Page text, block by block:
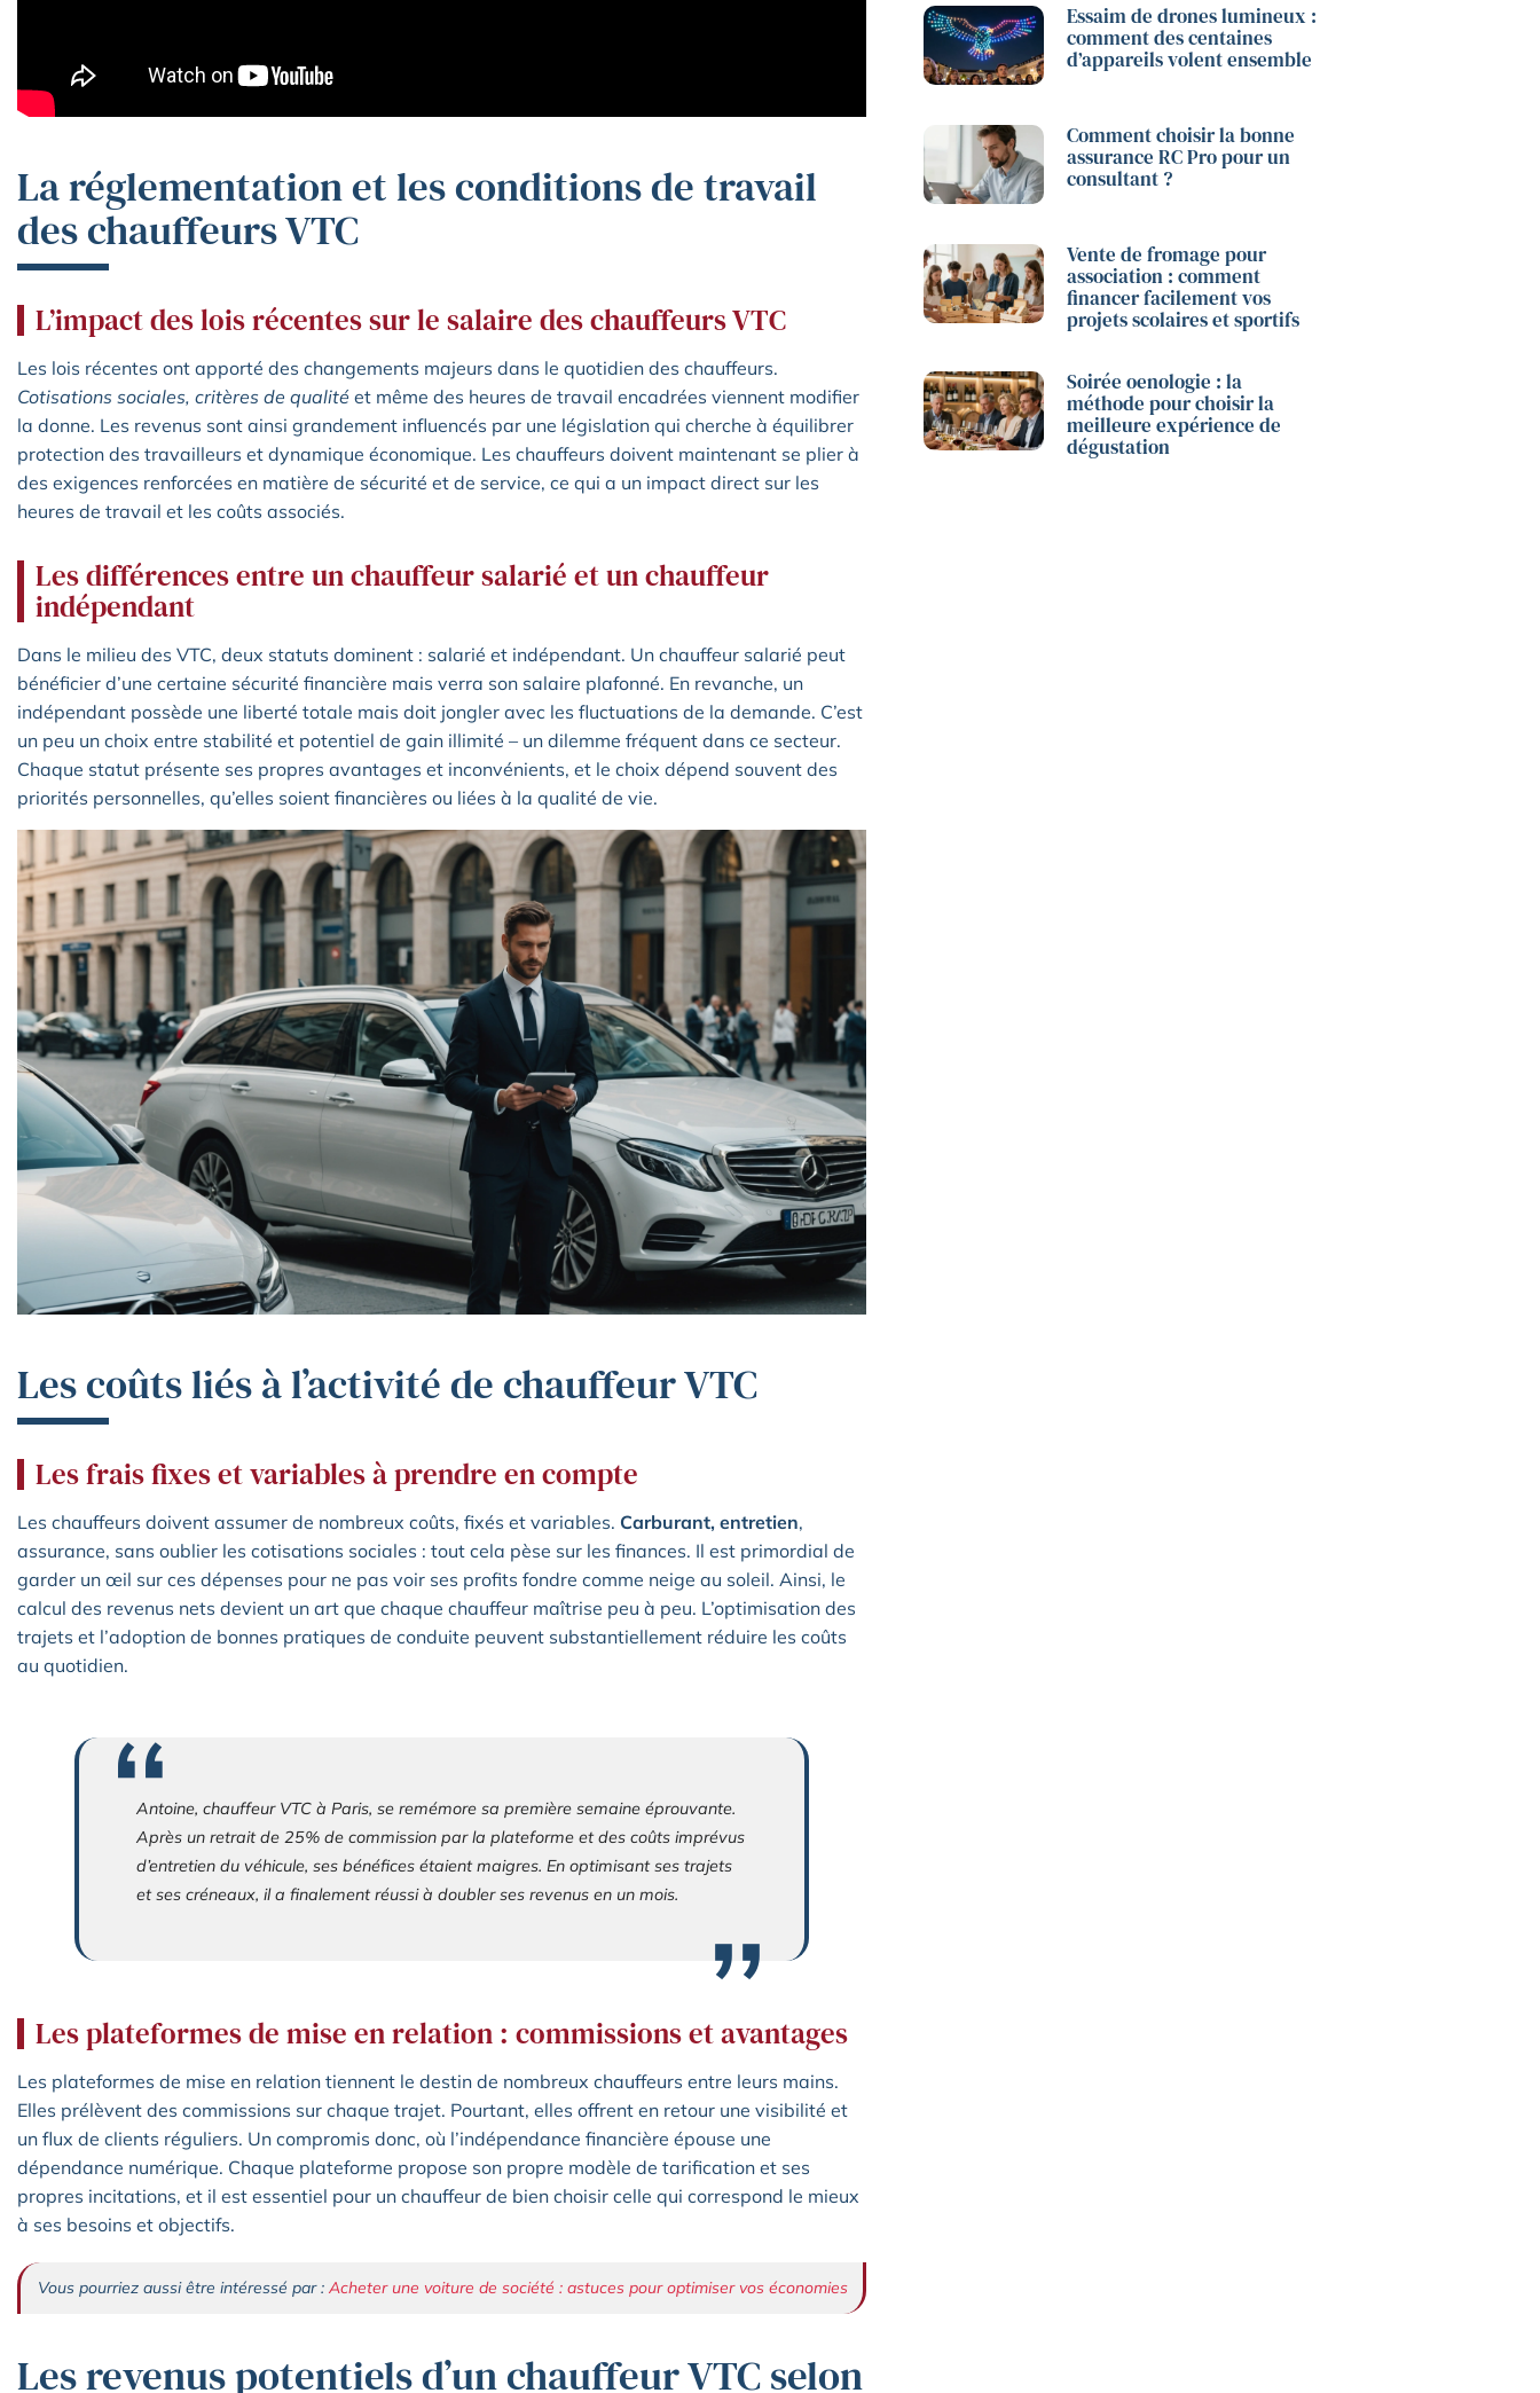
La réglementation et les conditions de travail
des chauffeurs VTC
L’impact des lois récentes sur le salaire des chauffeurs VTC
Les lois récentes ont apporté des changements majeurs dans le quotidien des chauffeurs.
Cotisations sociales, critères de qualité et même des heures de travail encadrées viennent modifier
la donne. Les revenus sont ainsi grandement influencés par une législation qui cherche à équilibrer
protection des travailleurs et dynamique économique. Les chauffeurs doivent maintenant se plier à
des exigences renforcées en matière de sécurité et de service, ce qui a un impact direct sur les
heures de travail et les coûts associés.
Les différences entre un chauffeur salarié et un chauffeur
indépendant
Dans le milieu des VTC, deux statuts dominent : salarié et indépendant. Un chauffeur salarié peut
bénéficier d’une certaine sécurité financière mais verra son salaire plafonné. En revanche, un
indépendant possède une liberté totale mais doit jongler avec les fluctuations de la demande. C’est
un peu un choix entre stabilité et potentiel de gain illimité – un dilemme fréquent dans ce secteur.
Chaque statut présente ses propres avantages et inconvénients, et le choix dépend souvent des
priorités personnelles, qu’elles soient financières ou liées à la qualité de vie.
Les coûts liés à l’activité de chauffeur VTC
Les frais fixes et variables à prendre en compte
Les chauffeurs doivent assumer de nombreux coûts, fixés et variables. Carburant, entretien,
assurance, sans oublier les cotisations sociales : tout cela pèse sur les finances. Il est primordial de
garder un œil sur ces dépenses pour ne pas voir ses profits fondre comme neige au soleil. Ainsi, le
calcul des revenus nets devient un art que chaque chauffeur maîtrise peu à peu. L’optimisation des
trajets et l’adoption de bonnes pratiques de conduite peuvent substantiellement réduire les coûts
au quotidien.
Antoine, chauffeur VTC à Paris, se remémore sa première semaine éprouvante.
Après un retrait de 25% de commission par la plateforme et des coûts imprévus
d’entretien du véhicule, ses bénéfices étaient maigres. En optimisant ses trajets
et ses créneaux, il a finalement réussi à doubler ses revenus en un mois.
Les plateformes de mise en relation : commissions et avantages
Les plateformes de mise en relation tiennent le destin de nombreux chauffeurs entre leurs mains.
Elles prélèvent des commissions sur chaque trajet. Pourtant, elles offrent en retour une visibilité et
un flux de clients réguliers. Un compromis donc, où l’indépendance financière épouse une
dépendance numérique. Chaque plateforme propose son propre modèle de tarification et ses
propres incitations, et il est essentiel pour un chauffeur de bien choisir celle qui correspond le mieux
à ses besoins et objectifs.
Vous pourriez aussi être intéressé par : Acheter une voiture de société : astuces pour optimiser vos économies
Les revenus potentiels d’un chauffeur VTC selon
Essaim de drones lumineux :
comment des centaines
d’appareils volent ensemble
Comment choisir la bonne
assurance RC Pro pour un
consultant ?
Vente de fromage pour
association : comment
financer facilement vos
projets scolaires et sportifs
Soirée oenologie : la
méthode pour choisir la
meilleure expérience de
dégustation